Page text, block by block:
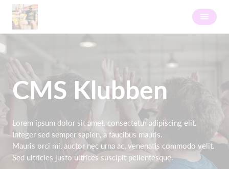
CMS Klubben
Lorem ipsum dolor sit amet, consectetur adipiscing elit.
Integer sed semper sapien, a faucibus mauris.
Mauris orci mi, auctor nec urna ac, venenatis commodo velit.
Sed ultricies justo ultrices suscipit pellentesque.